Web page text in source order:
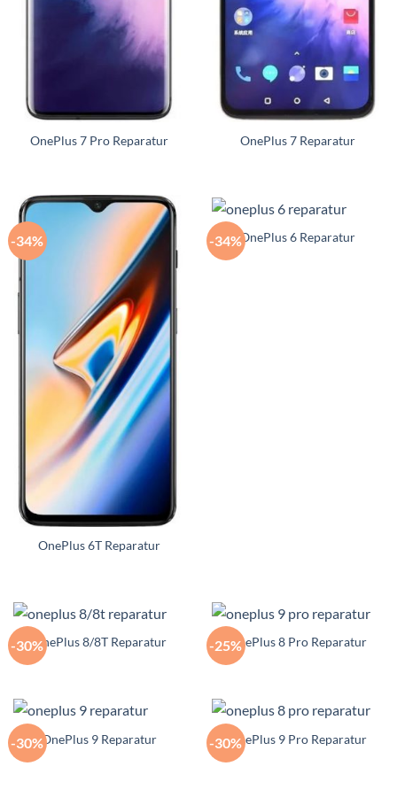
OnePlus 7 Pro Reparatur OnePlus 7 Reparatur
-34%
OnePlus 6T Reparatur
-34%OnePlus 6 Reparatur
-30%OnePlus 8/8T Reparatur -25%OnePlus 8 Pro Reparatur
-30%OnePlus 9 Reparatur -30%OnePlus 9 Pro Reparatur